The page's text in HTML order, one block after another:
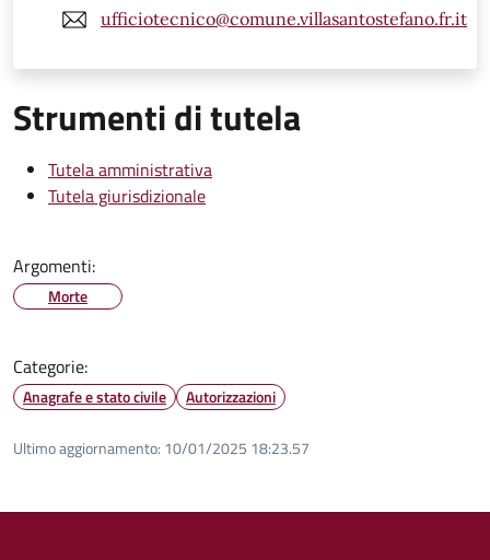
ufficiotecnico@comune.villasantostefano.fr.it
Strumenti di tutela
Tutela amministrativa
Tutela giurisdizionale
Argomenti:
Morte
Categorie:
Anagrafe e stato civile Autorizzazioni
Ultimo aggiornamento: 10/01/2025 18:23.57